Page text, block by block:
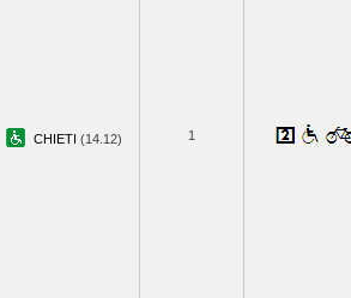
CHIETI (14.12) 1